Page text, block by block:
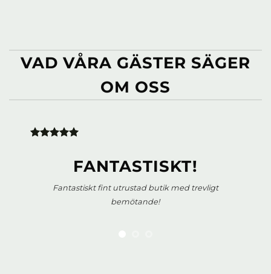
VAD VÅRA GÄSTER SÄGER
OM OSS
FANTASTISKT!
Fantastiskt fint utrustad butik med trevligt
bemötande!